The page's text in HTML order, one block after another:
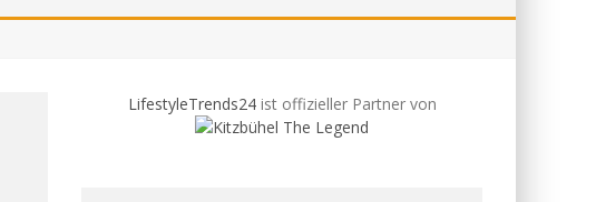
LifestyleTrends24ist offizieller Partner von